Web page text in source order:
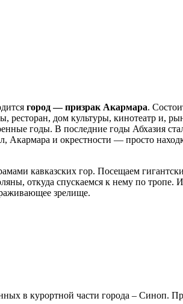
город — призрак Акармара.
ресторан, дом культуры, кинотеатр и,
годы. В последние годы Абхазия
и окрестности — просто
кавказских гор. Посещаем
откуда спускаемся к нему по тропе.
зрелище.
в курортной части города – Синоп.